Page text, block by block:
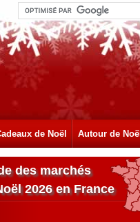
de Noël Autour de Noël
des marchés
2026 en France